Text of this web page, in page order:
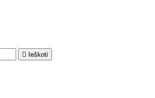

Ieškoti